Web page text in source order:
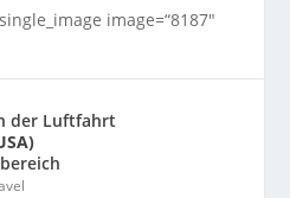
image=“8187″
der Luftfahrt